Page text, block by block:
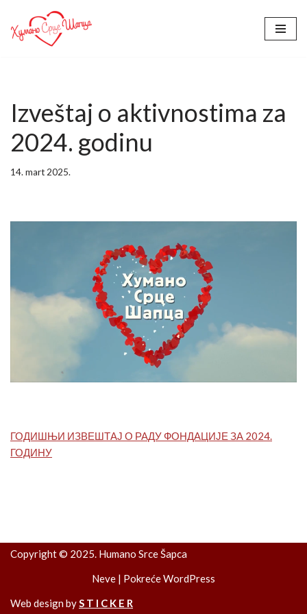
Skoči
Izveštaj o aktivnostima za
2024. godinu
14. mart 2025.
ГОДИШЊИ ИЗВЕШТАЈ О РАДУ ФОНДАЦИЈЕ ЗА 2024.
ГОДИНУ
Copyright © 2025. Humano Srce Šapca
Neve | PokrećeWordPress
Web design byS T I C K E R